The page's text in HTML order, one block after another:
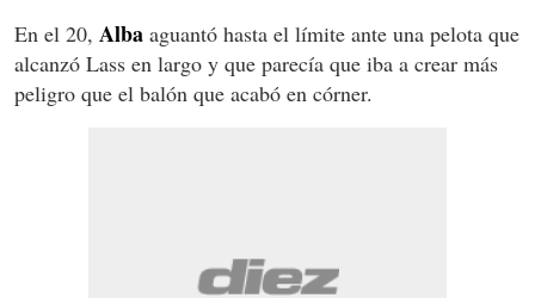
En el 20, Alba aguantó hasta el límite ante una pelota que
alcanzó Lass en largo y que parecía que iba a crear más
peligro que el balón que acabó en córner.